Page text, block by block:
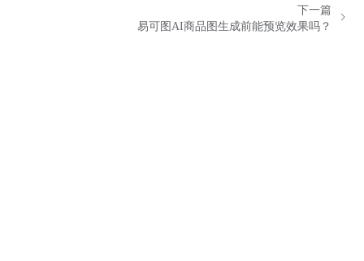
下一篇
易可图AI商品图生成前能预览效果吗？